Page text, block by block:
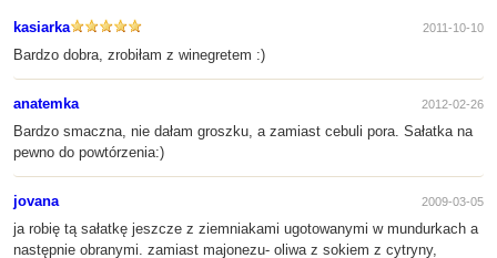
kasiarka 2011-10-10
Bardzo dobra, zrobiłam z winegretem :)
anatemka 2012-02-26
Bardzo smaczna, nie dałam groszku, a zamiast cebuli pora. Sałatka na
pewno do powtórzenia:)
jovana 2009-03-05
ja robię tą sałatkę jeszcze z ziemniakami ugotowanymi w mundurkach a
następnie obranymi. zamiast majonezu- oliwa z sokiem z cytryny,